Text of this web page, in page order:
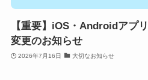
【重要】iOS・Androidアプ
変更のお知らせ
2026年7月16日 大切なお知らせ